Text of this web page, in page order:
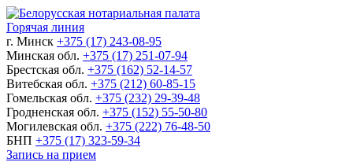
Горячая линия
г. Минск +375 (17) 243-08-95
Минская обл. +375 (17) 251-07-94
Брестская обл. +375 (162) 52-14-57
Витебская обл. +375 (212) 60-85-15
Гомельская обл. +375 (232) 29-39-48
Гродненская обл. +375 (152) 55-50-80
Могилевская обл. +375 (222) 76-48-50
БНП +375 (17) 323-59-34
Запись на прием